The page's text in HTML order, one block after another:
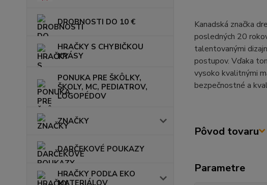
DROBNOSTI DO 10 €
HRAČKY S CHYBIČKOU
KRÁSY
PONUKA PRE ŠKÔLKY,
ŠKOLY, MC, PEDIATROV,
LOGOPÉDOV
ZNAČKY
DARČEKOVÉ POUKAZY
HRAČKY PODĽA EKO
MATERIÁLOV
Kanadská značka
posledných 20
talentovanými
postupov. Vďaka
vysoko kvalitnými
bezpečnostné a
Pôvod tovaru
Parametre